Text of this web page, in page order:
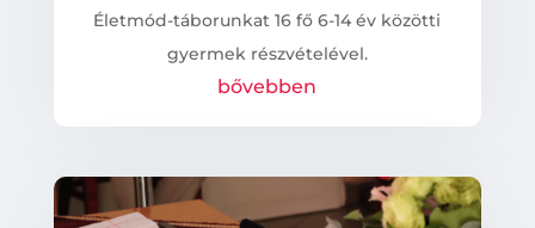
Életmód-táborunkat 16 fő 6-14 év közötti
gyermek részvételével.
bővebben